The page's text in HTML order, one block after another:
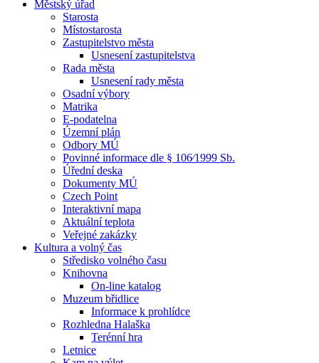
Městský úřad
Starosta
Místostarosta
Zastupitelstvo města
Usnesení zastupitelstva
Rada města
Usnesení rady města
Osadní výbory
Matrika
E-podatelna
Územní plán
Odbory MÚ
Povinné informace dle § 106⁄1999 Sb.
Úřední deska
Dokumenty MÚ
Czech Point
Interaktivní mapa
Aktuální teplota
Veřejné zakázky
Kultura a volný čas
Středisko volného času
Knihovna
On-line katalog
Muzeum břidlice
Informace k prohlídce
Rozhledna Halaška
Terénní hra
Letnice